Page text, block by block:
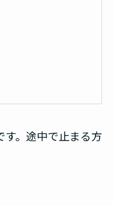
。途中で止まる方